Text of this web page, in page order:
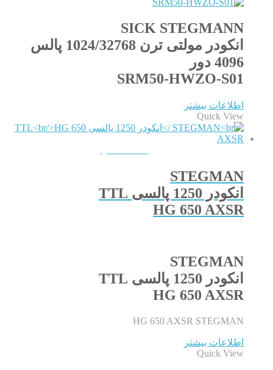
SICK STEGMANN
انکودر مولتی ترن 1024/32768 پالس
4096 دور
SRM50-HWZO-S01
اطلاعات بیشتر
Quick View
STEGMAN
انکودر 1250 پالسی TTL
HG 650 AXSR
STEGMAN
انکودر 1250 پالسی TTL
HG 650 AXSR
HG 650 AXSR STEGMAN
اطلاعات بیشتر
Quick View